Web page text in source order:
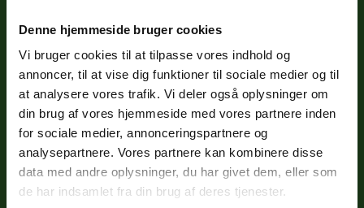
Denne hjemmeside bruger cookies
Vi bruger cookies til at tilpasse vores indhold og
annoncer, til at vise dig funktioner til sociale medier og til
at analysere vores trafik. Vi deler også oplysninger om
din brug af vores hjemmeside med vores partnere inden
for sociale medier, annonceringspartnere og
analysepartnere. Vores partnere kan kombinere disse
data med andre oplysninger, du har givet dem, eller som
de har indsamlet fra din brug af deres tjenester.
Fredericiavej 69B, st.
7100 Vejle
CVR: 32334512
Trustpilot
Sociale medier